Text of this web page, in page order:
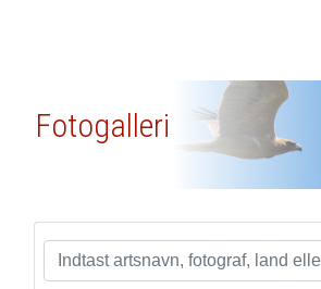
Fotogalleri